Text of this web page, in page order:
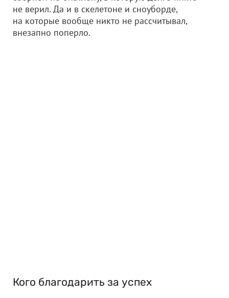
не верил. Да и в скелетоне и сноуборде,
на которые вообще никто не рассчитывал,
внезапно поперло.
Кого благодарить за успех